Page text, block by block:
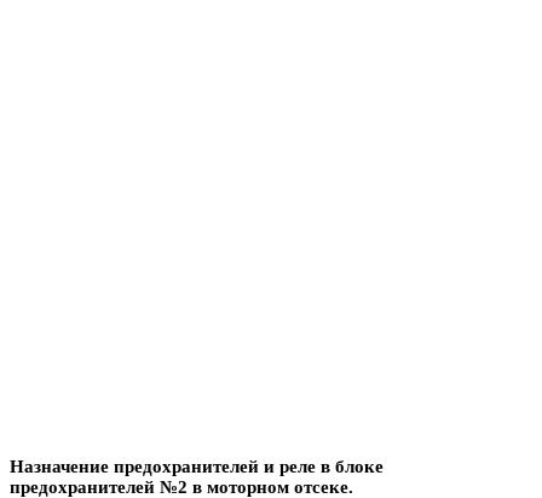
Назначение предохранителей и реле в блоке
предохранителей №2 в моторном отсеке.